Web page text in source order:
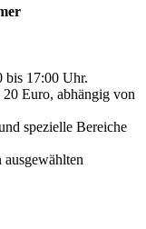
bis 17:00 Uhr.
Euro, abhängig von
spezielle Bereiche